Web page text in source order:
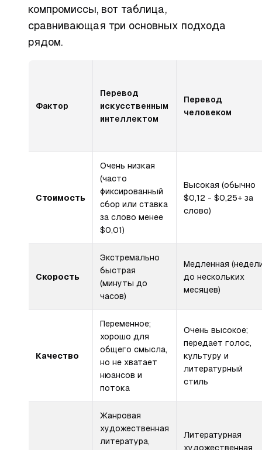
компромиссы, вот таблица,
сравнивающая три основных подхода
рядом.
Фактор
Перевод
искусственным
интеллектом
Перевод
человеком
Стоимость
Очень низкая
(часто
фиксированный
сбор или ставка
за слово менее
$0,01)
Высокая (обычно
$0,12 - $0,25+ за
слово)
Скорость
Экстремально
быстрая
(минуты до
часов)
Медленная
до нескольких
месяцев)
Качество
Переменное;
хорошо для
общего смысла,
но не хватает
нюансов и
потока
Очень высокое;
передает голос,
культуру и
литературный
стиль
Жанровая
художественная
литература,
Литературная
художественная